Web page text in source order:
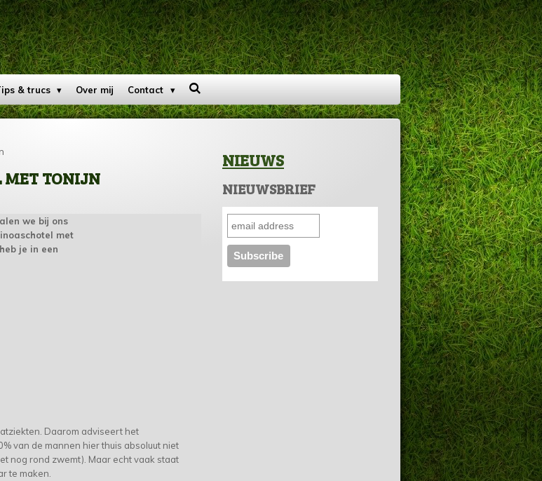
& trucs Over mij Contact
MET TONIJN
we bij ons
met
je in een
Daarom adviseert het
van de mannen hier thuis absoluut niet
nog rond zwemt). Maar echt vaak staat
te maken.
NIEUWS
NIEUWSBRIEF